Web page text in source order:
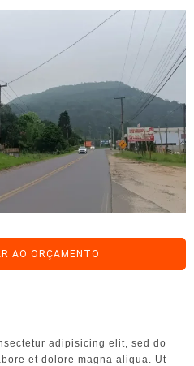
AO ORÇAMENTO
adipisicing elit, sed do
et dolore magna aliqua. Ut